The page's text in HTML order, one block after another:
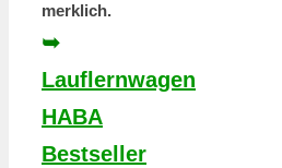
merklich.
➥
Lauflernwagen
HABA
Bestseller